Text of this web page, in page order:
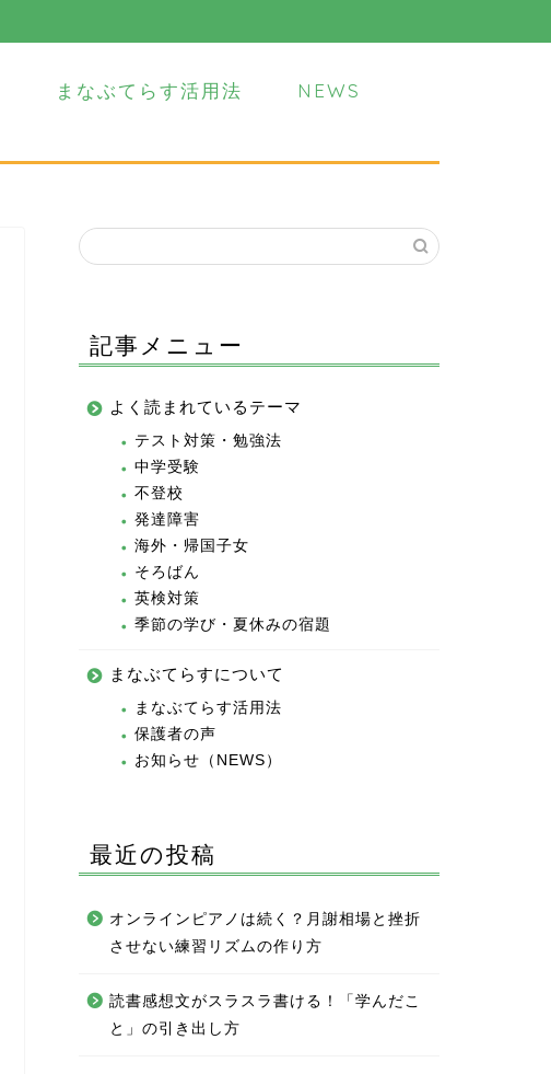
まなぶてらす活用法
NEWS
記事メニュー
よく読まれているテーマ
テスト対策・勉強法
中学受験
不登校
発達障害
海外・帰国子女
そろばん
英検対策
季節の学び・夏休みの宿題
まなぶてらすについて
まなぶてらす活用法
保護者の声
お知らせ（NEWS）
最近の投稿
オンラインピアノは続く？月謝相場と挫折
させない練習リズムの作り方
読書感想文がスラスラ書ける！「学んだこ
と」の引き出し方